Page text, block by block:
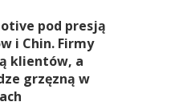
pod presją
i Chin. Firmy
klientów, a
grzęzną w